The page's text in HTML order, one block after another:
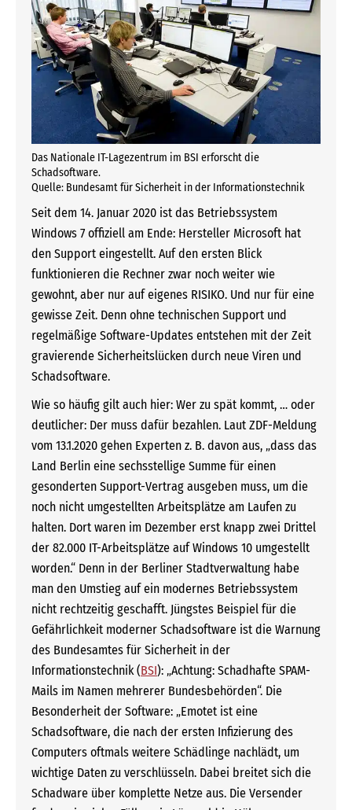
Das Nationale IT-Lagezentrum im BSI erforscht die
Schadsoftware.
Quelle: Bundesamt für Sicherheit in der Informationstechnik
Seit dem 14. Januar 2020 ist das Betriebssystem
Windows 7 offiziell am Ende: Hersteller Microsoft hat
den Support eingestellt. Auf den ersten Blick
funktionieren die Rechner zwar noch weiter wie
gewohnt, aber nur auf eigenes RISIKO. Und nur für eine
gewisse Zeit. Denn ohne technischen Support und
regelmäßige Software-Updates entstehen mit der Zeit
gravierende Sicherheitslücken durch neue Viren und
Schadsoftware.
Wie so häufig gilt auch hier: Wer zu spät kommt, … oder
deutlicher: Der muss dafür bezahlen. Laut ZDF-Meldung
vom 13.1.2020 gehen Experten z. B. davon aus, „dass das
Land Berlin eine sechsstellige Summe für einen
gesonderten Support-Vertrag ausgeben muss, um die
noch nicht umgestellten Arbeitsplätze am Laufen zu
halten. Dort waren im Dezember erst knapp zwei Drittel
der 82.000 IT-Arbeitsplätze auf Windows 10 umgestellt
worden.“ Denn in der Berliner Stadtverwaltung habe
man den Umstieg auf ein modernes Betriebssystem
nicht rechtzeitig geschafft. Jüngstes Beispiel für die
Gefährlichkeit moderner Schadsoftware ist die Warnung
des Bundesamtes für Sicherheit in der
Informationstechnik (BSI): „Achtung: Schadhafte SPAM-
Mails im Namen mehrerer Bundesbehörden“. Die
Besonderheit der Software: „Emotet ist eine
Schadsoftware, die nach der ersten Infizierung des
Computers oftmals weitere Schädlinge nachlädt, um
wichtige Daten zu verschlüsseln. Dabei breitet sich die
Schadware über komplette Netze aus. Die Versender